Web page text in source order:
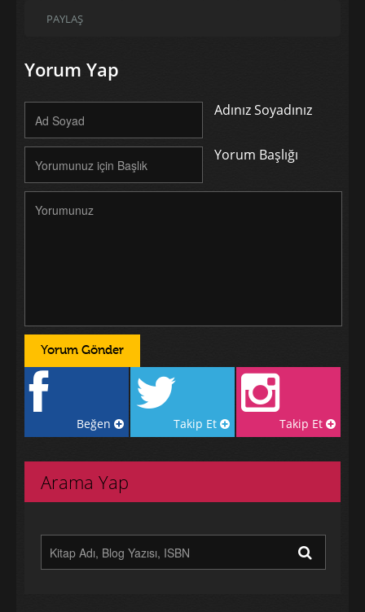
PAYLAŞ
Yorum Yap
Adınız Soyadınız
Yorum Başlığı
Beğen Takip Et Takip Et
Arama Yap